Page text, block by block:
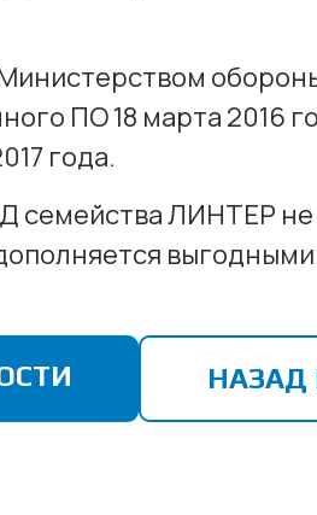
ПО 18 марта
года.
семейства ЛИНТЕР не
НАЗАД